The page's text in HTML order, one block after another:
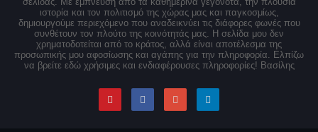
ιστορία και τον πολιτισμό της χώρας μας και παγκοσμίως,
δημιουργούμε περιεχόμενο που αναδεικνύει τις διάφορες φωνές που
συνθέτουν τον πλούτο της κοινότητάς μας. Η σελίδα μου δεν
χρηματοδοτείται από το κράτος, αλλά είναι αποτέλεσμα της
προσωπικής μου αφοσίωσης και αγάπης για την πληροφορία. Ελπίζω
να βρείτε εδώ χρήσιμες και ενδιαφέρουσες πληροφορίες! Βασίλης